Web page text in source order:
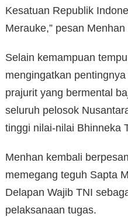
Kesatuan Republik
Merauke,” pesan
Selain kemampuan
mengingatkan
prajurit yang bermental
seluruh pelosok
tinggi nilai-nilai Bhinneka
Menhan kembali
memegang teguh Sapta
Delapan Wajib TNI
pelaksanaan tugas.